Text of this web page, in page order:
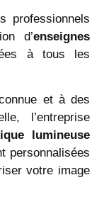
professionnels
d’enseignes
à tous les
et à des
l’entreprise
lumineuse
personnalisées
votre image